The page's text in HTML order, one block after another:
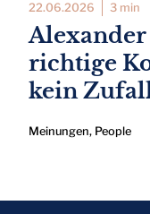
22.06.2026 3 min
richtige
kein
Meinungen, People